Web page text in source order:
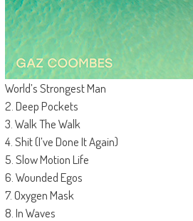
World’s Strongest Man
2. Deep Pockets
3. Walk The Walk
4. Shit (I’ve Done It Again)
5. Slow Motion Life
6. Wounded Egos
7. Oxygen Mask
8. In Waves